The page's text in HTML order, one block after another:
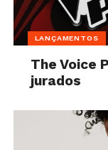
LANÇAMENTOS
The Voice
jurados